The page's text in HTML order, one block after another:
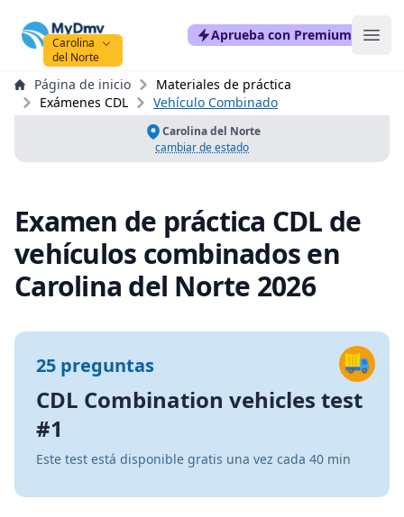
mydmvexam.com
Carolina
del Norte
Aprueba con Premium
Página de inicio
Materiales de práctica
Exámenes CDL
Vehículo Combinado
Carolina del Norte
cambiar de estado
Examen de práctica CDL de
vehículos combinados en
Carolina del Norte 2026
25 preguntas
CDL Combination vehicles test
#1
Este test está disponible gratis una vez cada 40 min